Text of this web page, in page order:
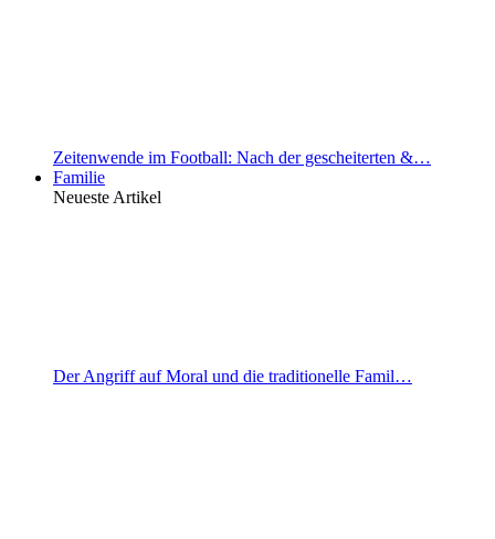
Zeitenwende im Football: Nach der gescheiterten &…
Familie
Neueste Artikel
Der Angriff auf Moral und die traditionelle Famil…